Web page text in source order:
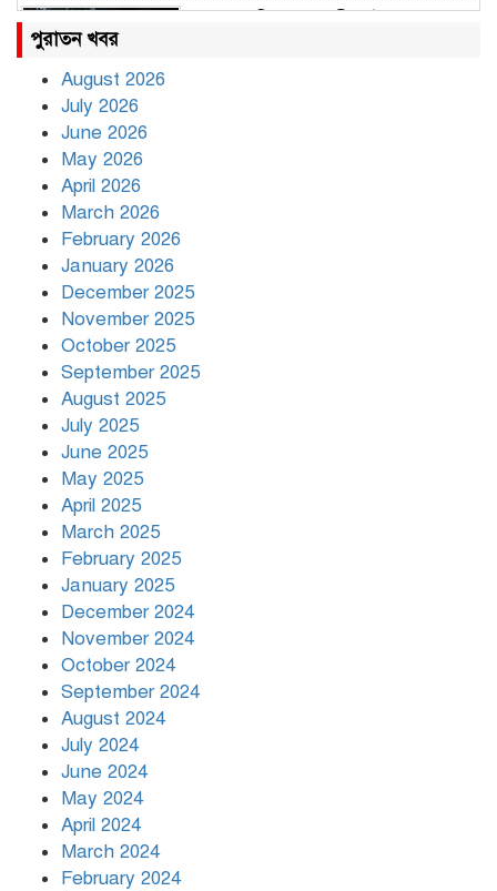
বৃষ্টি থামার নাম নেই, পথে পথে
পুরাতন খবর
August 2026
July 2026
June 2026
May 2026
April 2026
March 2026
February 2026
January 2026
December 2025
November 2025
October 2025
September 2025
August 2025
July 2025
June 2025
May 2025
April 2025
March 2025
February 2025
January 2025
December 2024
November 2024
October 2024
September 2024
August 2024
July 2024
June 2024
May 2024
April 2024
March 2024
February 2024